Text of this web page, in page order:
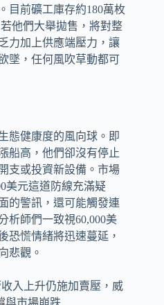
目前礦工庫存約180萬枚
他們大舉拋售，將對整
力加上供應端壓力，讓
墜，任何風吹草動都可
態健康度的風向球。即
船高，他們卻沒有停止
支或投資新設備。市場
美元這道防線充滿疑
的警訊，還可能觸發連
析師們一致視60,000美
恐慌情緒將迅速蔓延，
悲觀。